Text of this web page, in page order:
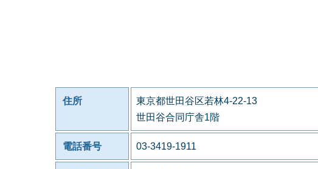
住所
東京都世田谷区若林4-22-13
世田谷合同庁舎1階
電話番号 03-3419-1911